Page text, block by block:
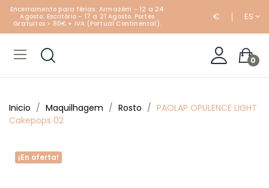
Encerramento para férias: Armazém - 12 a 24
Agosto; Escritório - 17 a 21 Agosto. Portes
Gratuitos > 80€ + IVA (Portual Continental).
€ ES
0
Inicio Maquilhagem Rosto
PAOLAP OPULENCE LIGHT
Cakepops 02
¡En oferta!